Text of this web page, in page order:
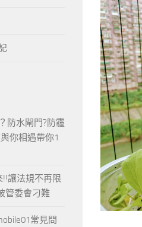
防水閘門?防霾
你相遇帶你1
!!讓法規不再限
管委會刁難
常見問